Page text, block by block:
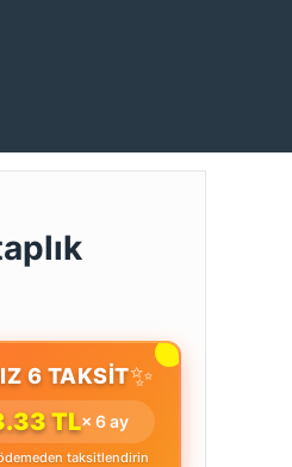
6 TAKSİT✨
TL× 6 ay
taksitlendirin